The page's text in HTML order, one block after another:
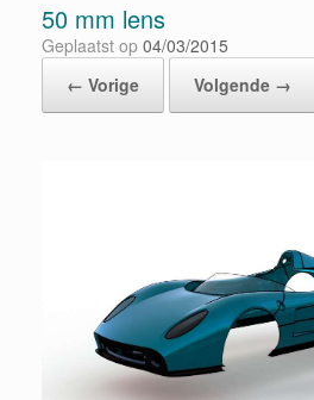
50 mm lens
Geplaatst op 04/03/2015
← Vorige
Volgende →